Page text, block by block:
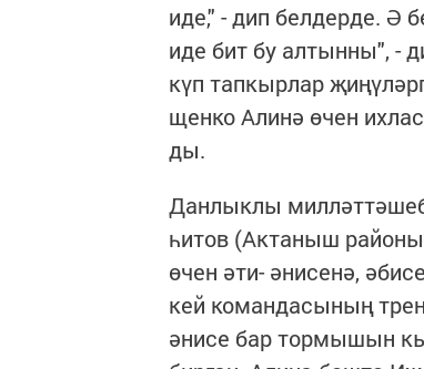
иде," - дип бел­дер­де. Ә
иде бит бу ал­тын­ны", -
күп тап­кыр­лар
щен­ко Али­нә өчен
ды.
Дан­лык­лы
һи­тов (Ак­та­ныш ра­йо­ны
өчен әти- әни­се­нә,
кей ко­ман­да­сы­ның
әни­се бар тор­мы­шын